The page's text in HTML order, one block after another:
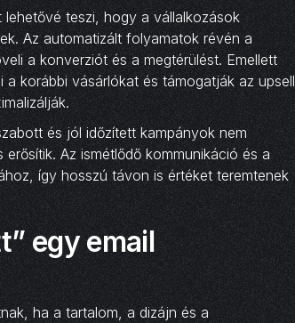
teszi, hogy a vállalkozások
Az automatizált folyamatok révén a
a konverziót és a megtérülést. Emellett
korábbi vásárlókat és támogatják az upsell
és jól időzített kampányok nem
Az ismétlődő kommunikáció és a
így hosszú távon is értéket teremtenek
egy email
ha a tartalom, a dizájn és a